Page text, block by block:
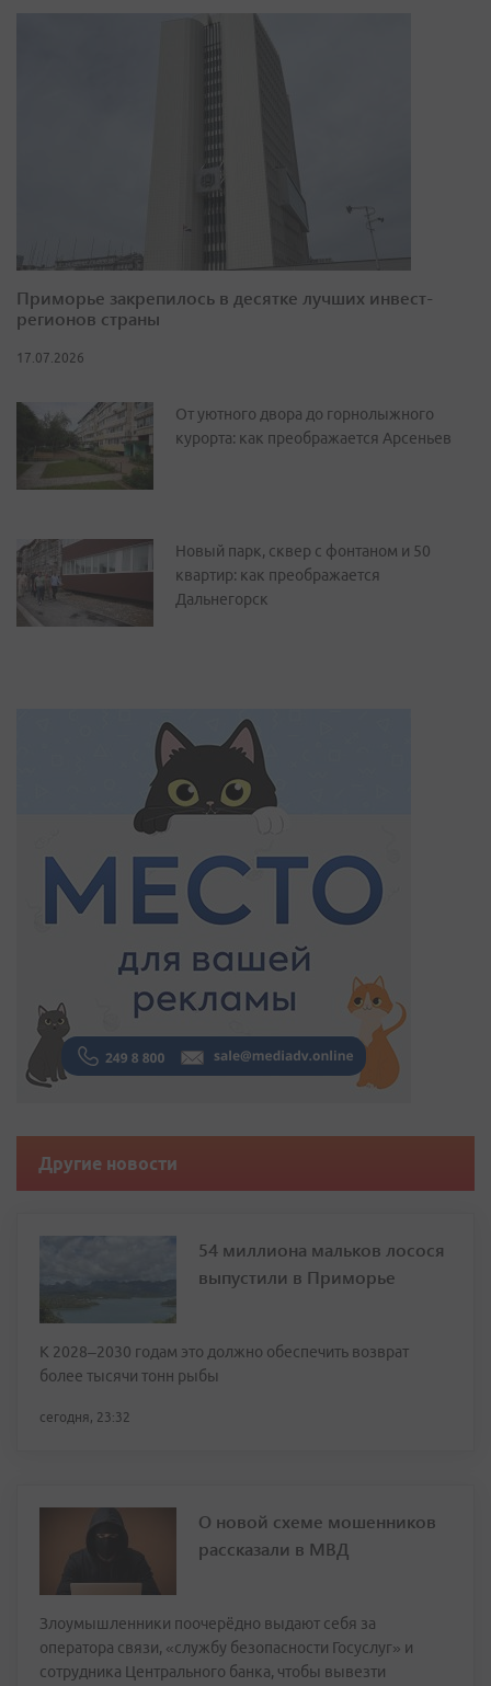
Приморье закрепилось в десятке лучших инвест-
регионов страны
17.07.2026
От уютного двора до горнолыжного
курорта: как преображается Арсеньев
Новый парк, сквер с фонтаном и 50
квартир: как преображается
Дальнегорск
Другие новости
54 миллиона мальков лосося
выпустили в Приморье
К 2028–2030 годам это должно обеспечить возврат
более тысячи тонн рыбы
сегодня, 23:32
О новой схеме мошенников
рассказали в МВД
Злоумышленники поочерёдно выдают себя за
оператора связи, «службу безопасности Госуслуг» и
сотрудника Центрального банка, чтобы вывезти